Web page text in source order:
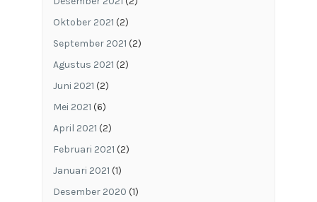
Oktober 2021 (2)
September 2021 (2)
Agustus 2021 (2)
Juni 2021 (2)
Mei 2021 (6)
April 2021 (2)
Februari 2021 (2)
Januari 2021 (1)
Desember 2020 (1)